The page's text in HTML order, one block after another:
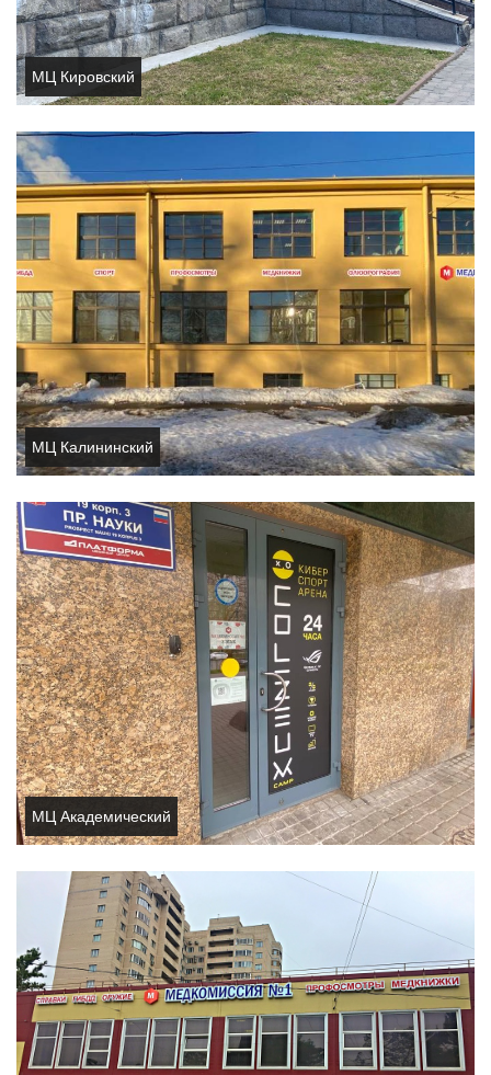
МЦ Кировский
МЦ Калининский
МЦ Академический